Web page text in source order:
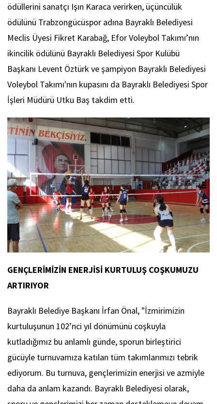
ödüllerini sanatçı Işın Karaca verirken, üçüncülük
ödülünü Trabzongücüspor adına Bayraklı Belediyesi
Meclis Üyesi Fikret Karabağ, Efor Voleybol Takımı’nın
ikincilik ödülünü Bayraklı Belediyesi Spor Kulübü
Başkanı Levent Öztürk ve şampiyon Bayraklı Belediyesi
Voleybol Takımı'nın kupasını da Bayraklı Belediyesi Spor
İşleri Müdürü Utku Baş takdim etti.
GENÇLERİMİZİN ENERJİSİ KURTULUŞ COŞKUMUZU
ARTIRIYOR
Bayraklı Belediye Başkanı İrfan Önal, "İzmirimizin
kurtuluşunun 102’nci yıl dönümünü coşkuyla
kutladığımız bu anlamlı günde, sporun birleştirici
gücüyle turnuvamıza katılan tüm takımlarımızı tebrik
ediyorum. Bu turnuva, gençlerimizin enerjisi ve azmiyle
daha da anlam kazandı. Bayraklı Belediyesi olarak,